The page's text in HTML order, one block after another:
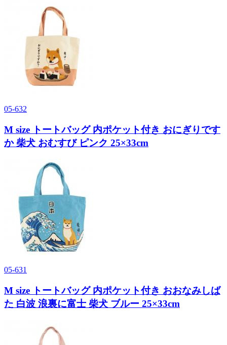
05-632
M size トートバッグ 内ポケット付き おにぎりです
か 柴犬 おむすび ピンク 25×33cm
05-631
M size トートバッグ 内ポケット付き おおなみしば
た 白波 浪裏に富士 柴犬 ブルー 25×33cm